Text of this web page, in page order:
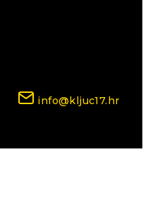
info@kljuc17.hr